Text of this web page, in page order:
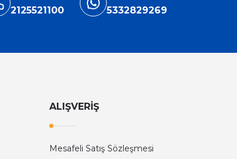
2125521100 5332829269
ALIŞVERİŞ
Mesafeli Satış Sözleşmesi